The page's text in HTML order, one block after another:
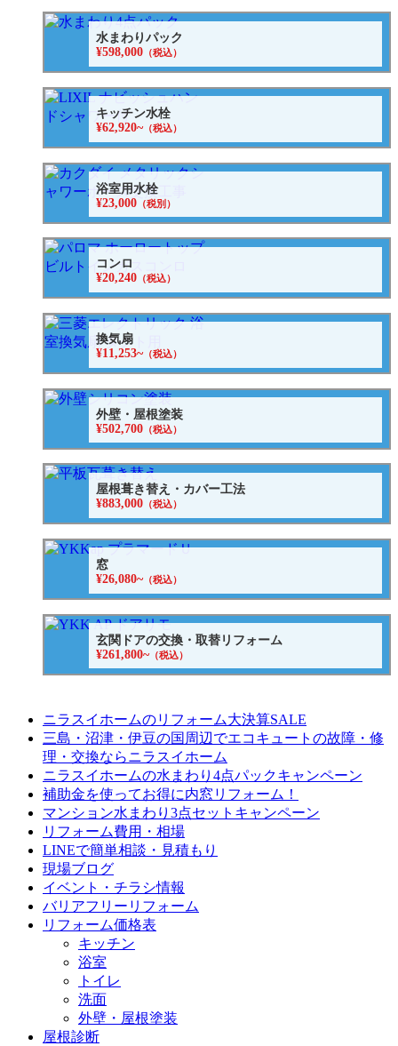
水まわりパック
¥598,000 （税込）
キッチン水栓
¥62,920~（税込）
浴室用水栓
¥23,000 （税別）
コンロ
¥20,240 （税込）
換気扇
¥11,253~（税込）
外壁・屋根塗装
¥502,700 （税込）
屋根葺き替え・カバー工法
¥883,000 （税込）
窓
¥26,080~（税込）
玄関ドアの交換・取替リフォーム
¥261,800~（税込）
ニラスイホームのリフォーム大決算SALE
三島・沼津・伊豆の国周辺でエコキュートの故障・修
理・交換ならニラスイホーム
ニラスイホームの水まわり4点パックキャンペーン
補助金を使ってお得に内窓リフォーム！
マンション水まわり3点セットキャンペーン
リフォーム費用・相場
LINEで簡単相談・見積もり
現場ブログ
イベント・チラシ情報
バリアフリーリフォーム
リフォーム価格表
キッチン
浴室
トイレ
洗面
外壁・屋根塗装
屋根診断